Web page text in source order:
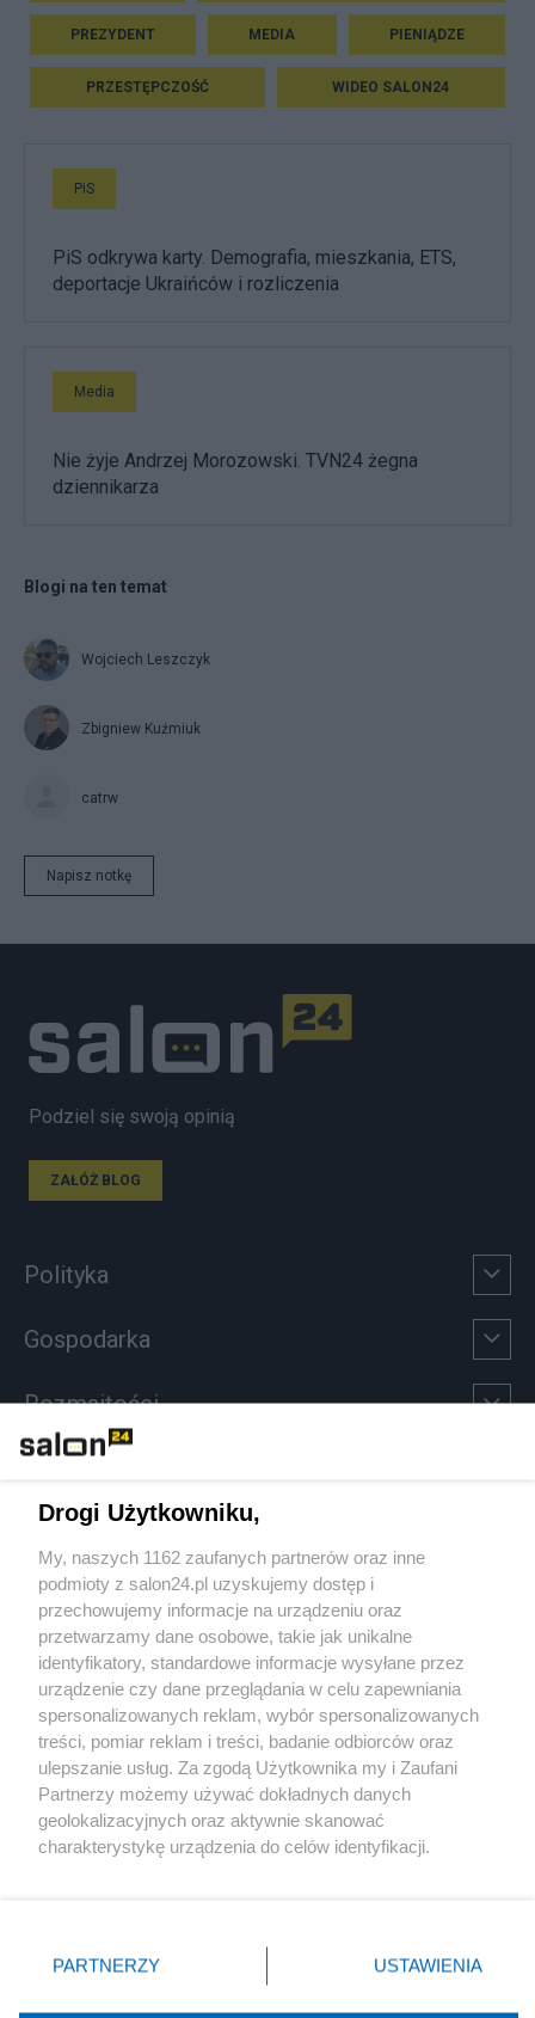
PREZYDENT MEDIA PIENIĄDZE
PRZESTĘPCZOŚĆ WIDEO SALON24
PiS
PiS odkrywa karty. Demografia, mieszkania, ETS,
deportacje Ukraińców i rozliczenia
Media
Nie żyje Andrzej Morozowski. TVN24 żegna
dziennikarza
Blogi na ten temat
Wojciech Leszczyk
Zbigniew Kuźmiuk
catrw
Napisz notkę
Podziel się swoją opinią
ZAŁÓŻ BLOG
Polityka
Gospodarka
Rozmaitości
Sport
Społeczeństwo
Kultura
X Facebook Instagram Youtube
Drogi Użytkowniku,
My, naszych 1162 zaufanych partnerów oraz inne
podmioty z salon24.pl uzyskujemy dostęp i
przechowujemy informacje na urządzeniu oraz
przetwarzamy dane osobowe, takie jak unikalne
identyfikatory, standardowe informacje wysyłane przez
urządzenie czy dane przeglądania w celu zapewniania
spersonalizowanych reklam, wybór spersonalizowanych
treści, pomiar reklam i treści, badanie odbiorców oraz
ulepszanie usług. Za zgodą Użytkownika my i Zaufani
Partnerzy możemy używać dokładnych danych
geolokalizacyjnych oraz aktywnie skanować
charakterystykę urządzenia do celów identyfikacji.
zmienić/wycofać klikając przycisk ustawień prywatności
znajdujący się w lewym dolnym rogu strony
rodzaje przetwarzania danych nie wymagają zgody
PARTNERZY USTAWIENIA